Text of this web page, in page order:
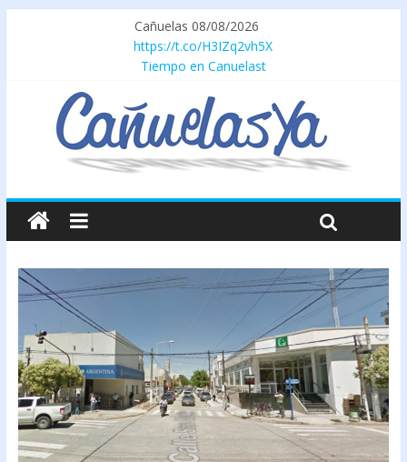
Cañuelas 08/08/2026
https://t.co/H3IZq2vh5X
Tiempo en Canuelast